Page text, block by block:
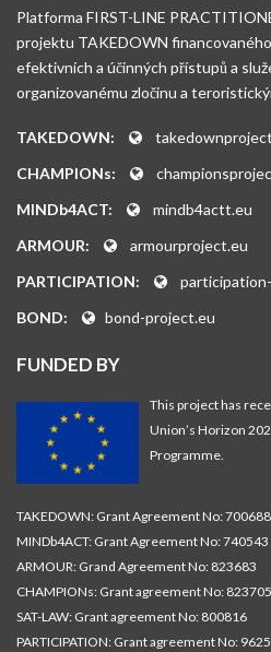
Platforma FIRST-LINE
projektu TAKEDOWN
efektivních a účinných přístupů a
organizovanému zločinu a
TAKEDOWN:
CHAMPIONs:
MINDb4ACT:
mindb4actt.eu
ARMOUR:
armourproject.eu
PARTICIPATION:
BOND:
bond-project.eu
FUNDED BY
This project has
Union’s Horizon
Programme.
TAKEDOWN: Grant Agreement No: 700688
MINDb4ACT: Grant Agreement No: 740543
ARMOUR: Grand Agreement No: 823683
CHAMPIONs: Grant agreement No: 823705
SAT-LAW: Grant agreement No: 800816
PARTICIPATION: Grant agreement No: